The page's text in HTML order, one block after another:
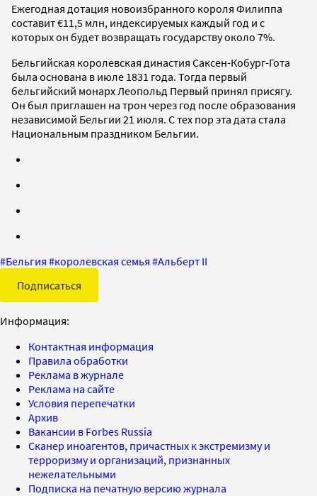
Ежегодная дотация новоизбранного короля Филиппа
составит €11,5 млн, индексируемых каждый год и с
которых он будет возвращать государству около 7%.
Бельгийская королевская династия Саксен-Кобург-Гота
была основана в июле 1831 года. Тогда первый
бельгийский монарх Леопольд Первый принял присягу.
Он был приглашен на трон через год после образования
независимой Бельгии 21 июля. С тех пор эта дата стала
Национальным праздником Бельгии.
#Бельгия #королевская семья #Альберт II
Подписаться
Информация:
Контактная информация
Правила обработки
Реклама в журнале
Реклама на сайте
Условия перепечатки
Архив
Вакансии в Forbes Russia
Сканер иноагентов, причастных к экстремизму и
терроризму и организаций, признанных
нежелательными
Подписка на печатную версию журнала